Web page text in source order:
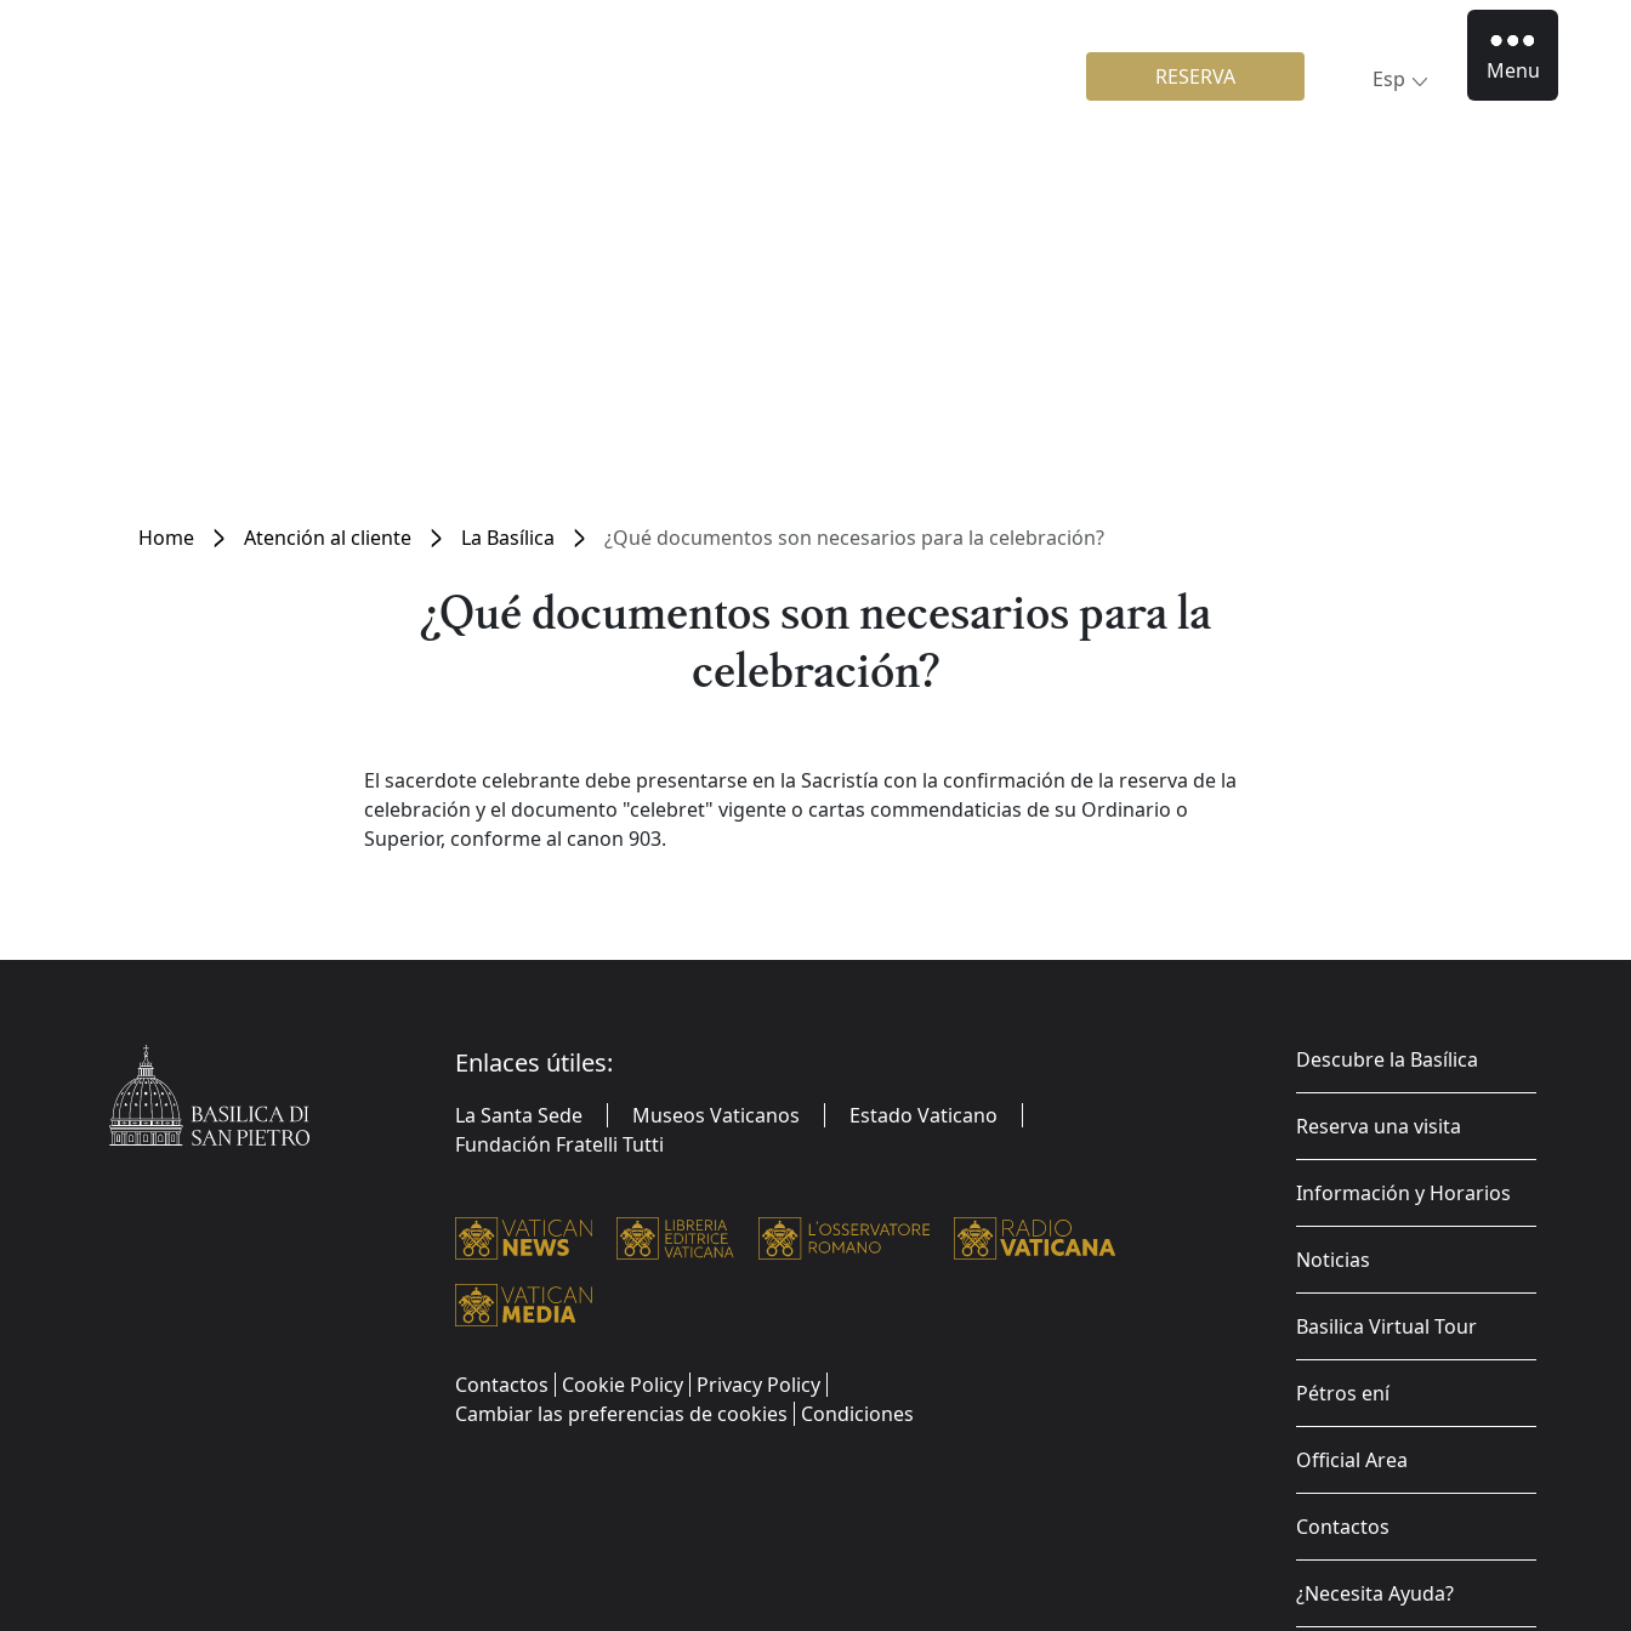
RESERVA Esp Menu
Home Atención al cliente La Basílica ¿Qué documentos son necesarios para la celebración?
¿Qué documentos son necesarios para la
celebración?
El sacerdote celebrante debe presentarse en la Sacristía con la confirmación de la reserva de la
celebración y el documento "celebret" vigente o cartas commendaticias de su Ordinario o
Superior, conforme al canon 903.
Enlaces útiles:
La Santa Sede Museos Vaticanos
Estado Vaticano
Fundación Fratelli Tutti
Contactos Cookie Policy Privacy Policy
Cambiar las preferencias de cookies Condiciones
Descubre la Basílica
Reserva una visita
Información y Horarios
Noticias
Basilica Virtual Tour
Pétros ení
Official Area
Contactos
¿Necesita Ayuda?